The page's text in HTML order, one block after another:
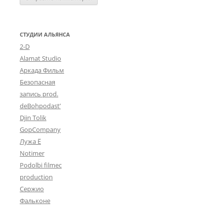
СТУДИИ АЛЬЯНСА
2-D
Alamat Studio
Аркада Фильм
Безопасная
запись prod.
deBohpodast’
Djin Tolik
GopCompany
Лужа Ё
Notimer
Podolbi filmec
production
Сержио
Фальконе